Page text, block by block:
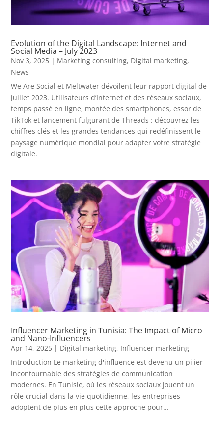
Evolution of the Digital Landscape: Internet and
Social Media – July 2023
Nov 3, 2025 | Marketing consulting, Digital marketing,
News
We Are Social et Meltwater dévoilent leur rapport digital de
juillet 2023. Utilisateurs d’Internet et des réseaux sociaux,
temps passé en ligne, montée des smartphones, essor de
TikTok et lancement fulgurant de Threads : découvrez les
chiffres clés et les grandes tendances qui redéfinissent le
paysage numérique mondial pour adapter votre stratégie
digitale.
Influencer Marketing in Tunisia: The Impact of Micro
and Nano-Influencers
Apr 14, 2025 | Digital marketing, Influencer marketing
Introduction Le marketing d'influence est devenu un pilier
incontournable des stratégies de communication
modernes. En Tunisie, où les réseaux sociaux jouent un
rôle crucial dans la vie quotidienne, les entreprises
adoptent de plus en plus cette approche pour...